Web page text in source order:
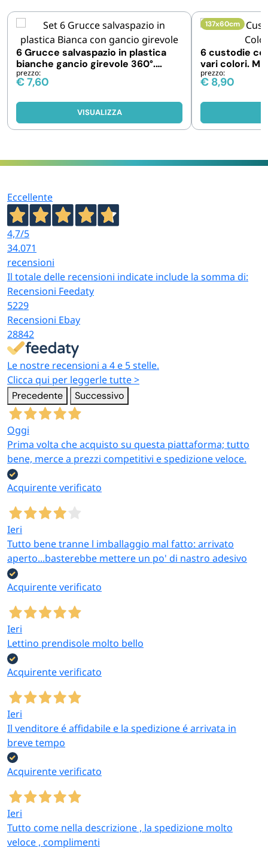
6 Grucce salvaspazio in plastica
bianche gancio girevole 360°.
Misure 33x5,5cm
prezzo:
€7,60
VISUALIZZA
137x60cm
6 custodie
vari colori.
prezzo:
€ 8,90
Eccellente
4,7/5
34.071
recensioni
Il totale delle recensioni indicate include la somma di:
Recensioni Feedaty
5229
Recensioni Ebay
28842
Le nostre recensioni a 4 e 5 stelle.
Clicca qui per leggerle tutte >
Precedente Successivo
Oggi
Prima volta che acquisto su questa piattaforma; tutto
bene, merce a prezzi competitivi e spedizione veloce.
Acquirente verificato
Ieri
Tutto bene tranne l imballaggio mal fatto: arrivato
aperto...basterebbe mettere un po' di nastro adesivo
Acquirente verificato
Ieri
Lettino prendisole molto bello
Acquirente verificato
Ieri
Il venditore é affidabile e la spedizione é arrivata in
breve tempo
Acquirente verificato
Ieri
Tutto come nella descrizione , la spedizione molto
veloce , complimenti